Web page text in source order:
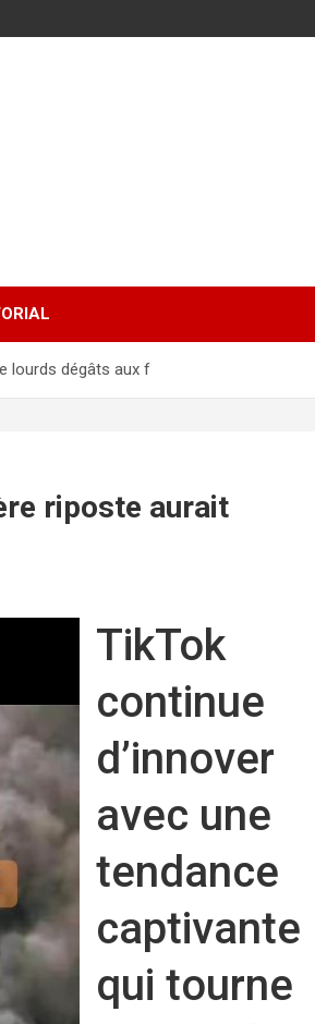
lourds dégâts aux f
riposte aurait
TikTok
continue
d’innover
avec une
tendance
captivante
qui tourne